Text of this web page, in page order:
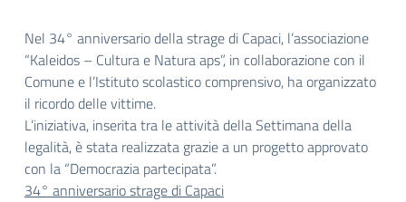
Nel 34° anniversario della strage di Capaci, l’associazione
“Kaleidos – Cultura e Natura aps”, in collaborazione con il
Comune e l’Istituto scolastico comprensivo, ha organizzato
il ricordo delle vittime.
L’iniziativa, inserita tra le attività della Settimana della
legalità, è stata realizzata grazie a un progetto approvato
con la “Democrazia partecipata”.
34° anniversario strage di Capaci